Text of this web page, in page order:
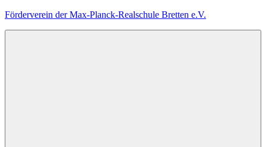
Zum
Förderverein der Max-Planck-Realschule Bretten e.V.